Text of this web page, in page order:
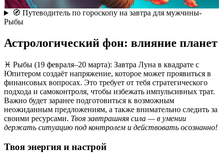
🧭 Путеводитель по гороскопу на завтра для мужчины-
Рыбы
Астрологический фон: влияние планет
♓️ Рыбы (19 февраля–20 марта): Завтра Луна в квадрате с
Юпитером создаёт напряжение, которое может проявиться в
финансовых вопросах. Это требует от тебя стратегического
подхода и самоконтроля, чтобы избежать импульсивных трат.
Важно будет заранее подготовиться к возможным
неожиданным предложениям, а также внимательно следить за
своими ресурсами. Твоя завтрашняя сила — в умении
держать ситуацию под контролем и действовать осознанно!
Твоя энергия и настрой